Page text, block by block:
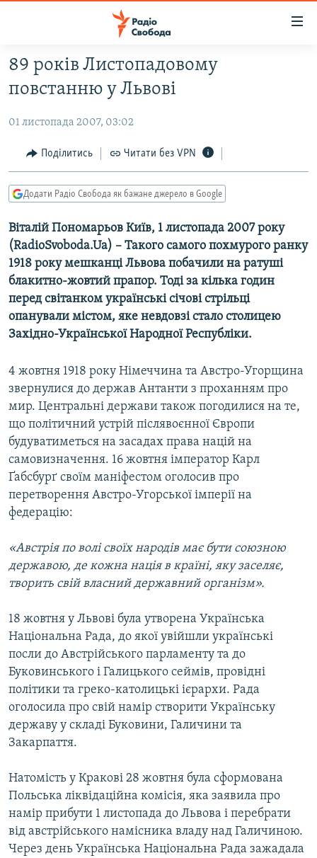
Перейти
до
основного
Перейти
основної
Перейти
пошуку
РАДІО СВОБОДА – 70 РОКІВ
СТАТТІ
ПОЛІТИКА
СУСПІЛЬСТВО
КУЛЬТУРА
УКРАЇНА
СВІТ
ВІЙНА
ДОНБАС.РЕАЛІЇ
КРИМ.РЕАЛІЇ
ТИ ЯК?
СХЕМИ
КИТАЙ.ВИКЛИКИ
МУЛЬТИМЕДІА
СПЕЦПРОЄКТИ
ПОДКАСТИ
КРИМ РЕАЛІЇ
РУС
УКР
КТАТ
ДОЛУЧАЙСЯ!
Усі сайти RFE/RL
89 років Листопадовому
повстанню у Львові
01 листопада 2007, 03:02
Поділитись Читати без VPN
Додати Радіо Свобода як бажане джерело в Google
Віталій Пономарьов Київ, 1 листопада 2007 року
(RadioSvoboda.Ua) – Такого самого похмурого ранку
1918 року мешканці Львова побачили на ратуші
блакитно-жовтий прапор. Тоді за кілька годин
перед світанком українські січові стрільці
опанували містом, яке невдовзі стало столицею
Західно-Української Народної Республіки.
4 жовтня 1918 року Німеччина та Австро-Угорщина
звернулися до держав Антанти з проханням про
мир. Центральні держави також погодилися на те,
що політичний устрій післявоєнної Європи
будуватиметься на засадах права націй на
самовизначення. 16 жовтня імператор Карл
Ґабсбурґ своїм маніфестом оголосив про
перетворення Австро-Угорської імперії на
федерацію:
«Австрія по волі своїх народів має бути союзною
державою, де кожна нація в країні, яку заселяє,
творить свій власний державний організм».
18 жовтня у Львові була утворена Українська
Національна Рада, до якої увійшли українські
посли до Австрійського парламенту та до
Буковинського і Галицького сеймів, провідні
політики та греко-католицькі ієрархи. Рада
оголосила про свій намір створити Українську
державу у складі Буковини, Галичини та
Закарпаття.
Натомість у Кракові 28 жовтня була сформована
Польська ліквідаційна комісія, яка заявила про
намір прибути 1 листопада до Львова і перебрати
від австрійського намісника владу над Галичиною.
Через день Українська Національна Рада зажадала